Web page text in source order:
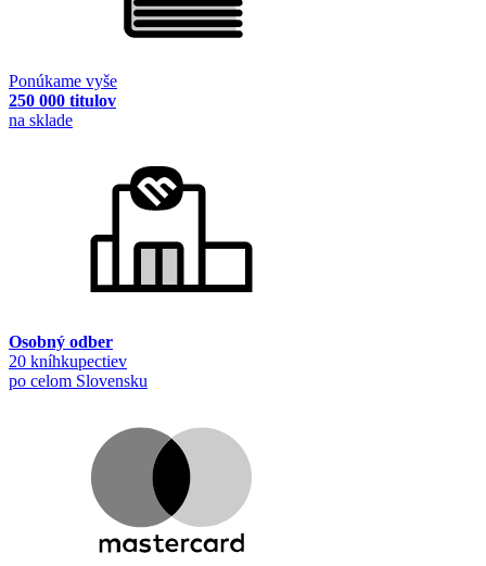
Ponúkame vyše
250 000 titulov
na sklade
Osobný odber
20 kníhkupectiev
po celom Slovensku